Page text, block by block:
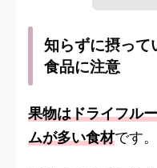
知らずに摂って
食品に注意
果物はドライフル
ムが多い食材です。